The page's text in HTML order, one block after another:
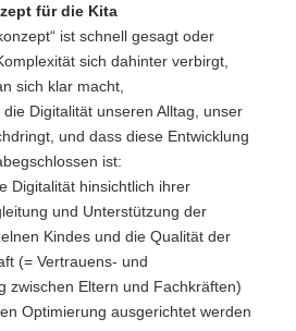
für die Kita
ist schnell gesagt oder
sich dahinter verbirgt,
sich klar macht,
Digitalität unseren Alltag, unser
und dass diese Entwicklung
ist:
Digitalität hinsichtlich ihrer
und Unterstützung der
Kindes und die Qualität der
(= Vertrauens- und
zwischen Eltern und Fachkräften)
Optimierung ausgerichtet werden